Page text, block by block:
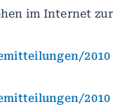
im Internet zur
2010
2010